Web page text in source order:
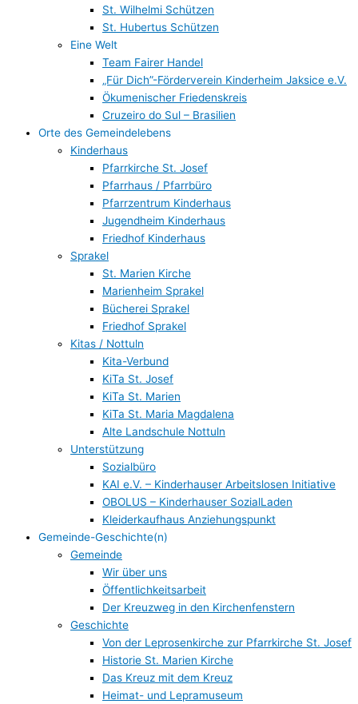
St. Wilhelmi Schützen
St. Hubertus Schützen
Eine Welt
Team Fairer Handel
„Für Dich”-Förderverein Kinderheim Jaksice e.V.
Ökumenischer Friedenskreis
Cruzeiro do Sul – Brasilien
Orte des Gemeindelebens
Kinderhaus
Pfarrkirche St. Josef
Pfarrhaus / Pfarrbüro
Pfarrzentrum Kinderhaus
Jugendheim Kinderhaus
Friedhof Kinderhaus
Sprakel
St. Marien Kirche
Marienheim Sprakel
Bücherei Sprakel
Friedhof Sprakel
Kitas / Nottuln
Kita-Verbund
KiTa St. Josef
KiTa St. Marien
KiTa St. Maria Magdalena
Alte Landschule Nottuln
Unterstützung
Sozialbüro
KAI e.V. – Kinderhauser Arbeitslosen Initiative
OBOLUS – Kinderhauser SozialLaden
Kleiderkaufhaus Anziehungspunkt
Gemeinde-Geschichte(n)
Gemeinde
Wir über uns
Öffentlichkeitsarbeit
Der Kreuzweg in den Kirchenfenstern
Geschichte
Von der Leprosenkirche zur Pfarrkirche St. Josef
Historie St. Marien Kirche
Das Kreuz mit dem Kreuz
Heimat- und Lepramuseum